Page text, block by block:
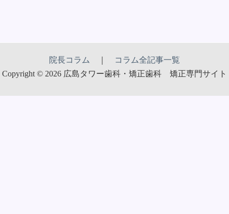
院長コラム ｜
コラム全記事一覧
Copyright © 2026 広島タワー歯科・矯正歯科 矯正専門サイト